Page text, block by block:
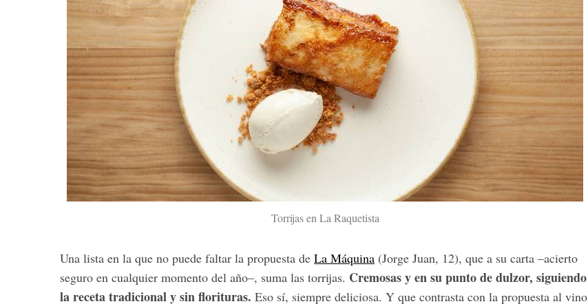
Torrijas en La Raquetista
Una lista en la que no puede faltar la propuesta de La Máquina (Jorge Juan, 12), que a su carta –acierto
seguro en cualquier momento del año–, suma las torrijas. Cremosas y en su punto de dulzor, siguiendo
la receta tradicional y sin florituras. Eso sí, siempre deliciosa. Y que contrasta con la propuesta al vino